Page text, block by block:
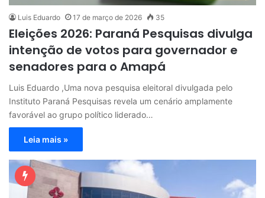
Luis Eduardo 17 de março de 2026 35
Eleições 2026: Paraná Pesquisas divulga
intenção de votos para governador e
senadores para o Amapá
Luis Eduardo ,Uma nova pesquisa eleitoral divulgada pelo
Instituto Paraná Pesquisas revela um cenário amplamente
favorável ao grupo político liderado…
Leia mais »